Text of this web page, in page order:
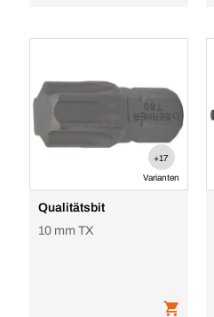
+17
Varianten
Qualitätsbit
10 mm TX